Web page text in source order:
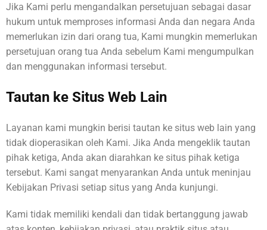
Jika Kami perlu mengandalkan persetujuan sebagai dasar
hukum untuk memproses informasi Anda dan negara Anda
memerlukan izin dari orang tua, Kami mungkin memerlukan
persetujuan orang tua Anda sebelum Kami mengumpulkan
dan menggunakan informasi tersebut.
Tautan ke Situs Web Lain
Layanan kami mungkin berisi tautan ke situs web lain yang
tidak dioperasikan oleh Kami. Jika Anda mengeklik tautan
pihak ketiga, Anda akan diarahkan ke situs pihak ketiga
tersebut. Kami sangat menyarankan Anda untuk meninjau
Kebijakan Privasi setiap situs yang Anda kunjungi.
Kami tidak memiliki kendali dan tidak bertanggung jawab